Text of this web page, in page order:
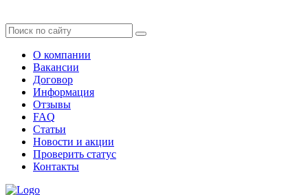
О компании
Вакансии
Договор
Информация
Отзывы
FAQ
Статьи
Новости и акции
Проверить статус
Контакты